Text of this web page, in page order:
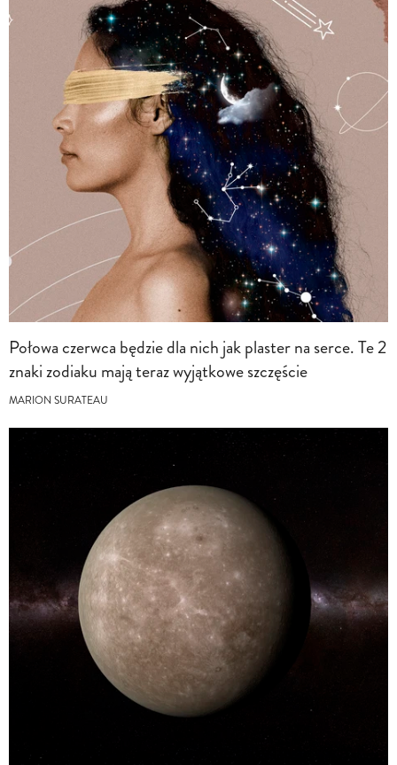
Połowa czerwca będzie dla nich jak plaster na serce. Te 2
znaki zodiaku mają teraz wyjątkowe szczęście
MARION SURATEAU